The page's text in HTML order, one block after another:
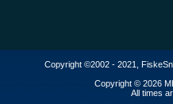
Copyright ©2002 - 2021,
Copyright © 2026
All times